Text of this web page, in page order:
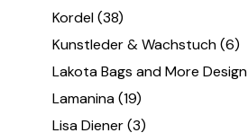
Kordel (38)
Kunstleder & Wachstuch (6)
Lakota Bags and More Design
Lamanina (19)
Lisa Diener (3)